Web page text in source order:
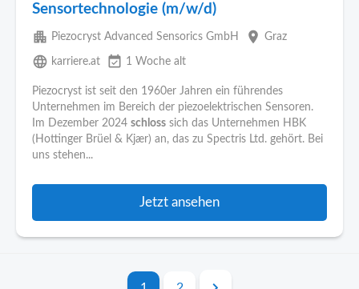
Sensortechnologie (m/w/d)
apartment Piezocryst Advanced Sensorics GmbH place Graz
language karriere.at event_available 1 Woche alt
Piezocryst ist seit den 1960er Jahren ein führendes
Unternehmen im Bereich der piezoelektrischen Sensoren.
Im Dezember 2024 schloss sich das Unternehmen HBK
(Hottinger Brüel & Kjær) an, das zu Spectris Ltd. gehört. Bei
uns stehen...
Jetzt ansehen